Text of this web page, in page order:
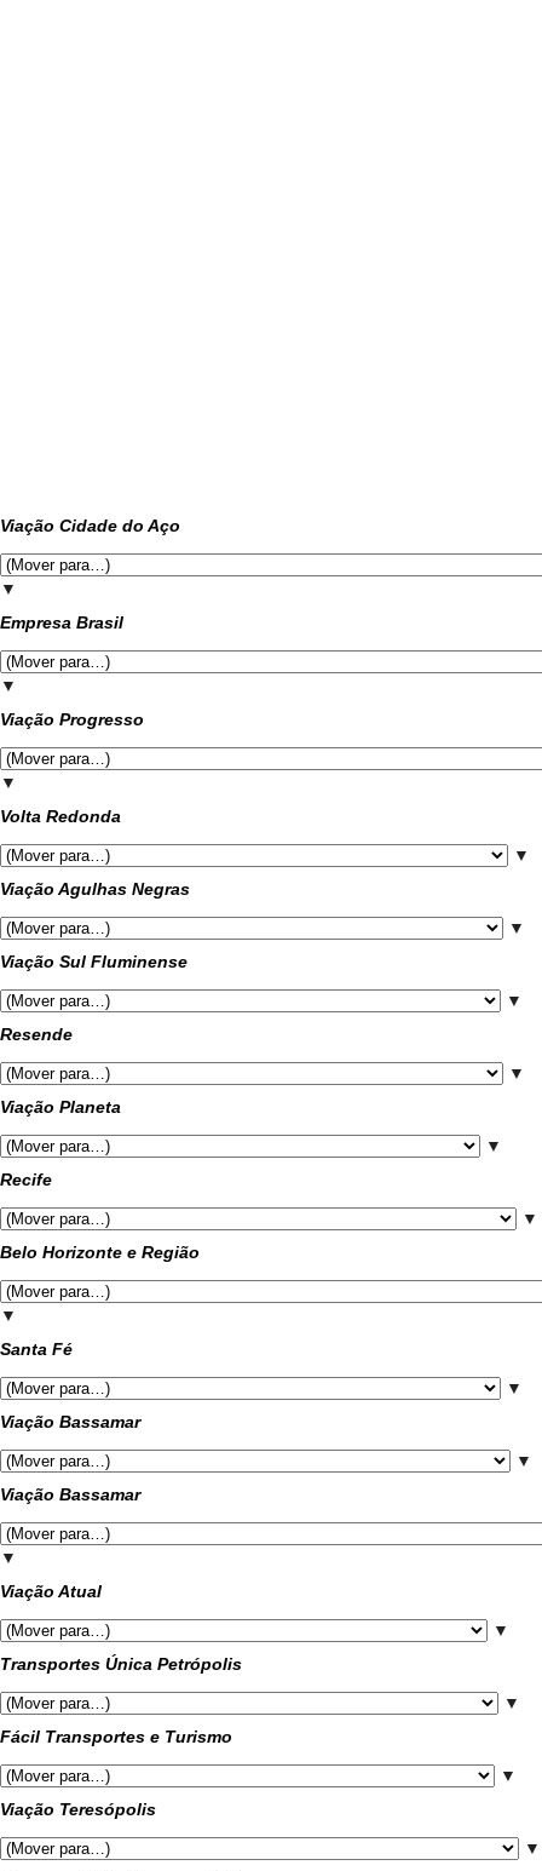
Viação Cidade do Aço
▼
Empresa Brasil
▼
Viação Progresso
▼
Volta Redonda
▼
Viação Agulhas Negras
▼
Viação Sul Fluminense
▼
Resende
▼
Viação Planeta
▼
Recife
▼
Belo Horizonte e Região
▼
Santa Fé
▼
Viação Bassamar
▼
Viação Bassamar
▼
Viação Atual
▼
Transportes Única Petrópolis
▼
Fácil Transportes e Turismo
▼
Viação Teresópolis
▼